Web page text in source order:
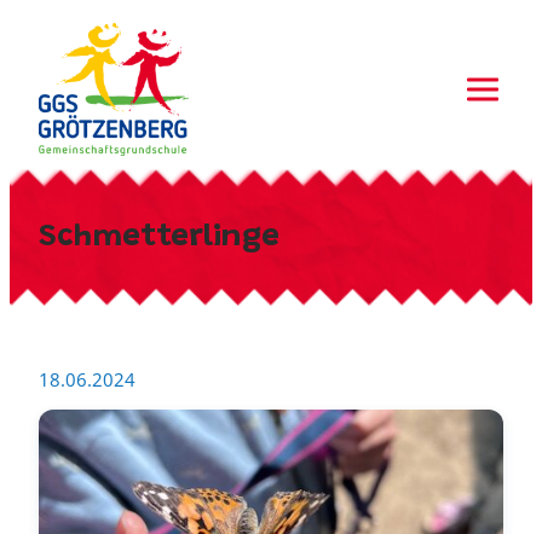
springen
Schmetterlinge
18.06.2024